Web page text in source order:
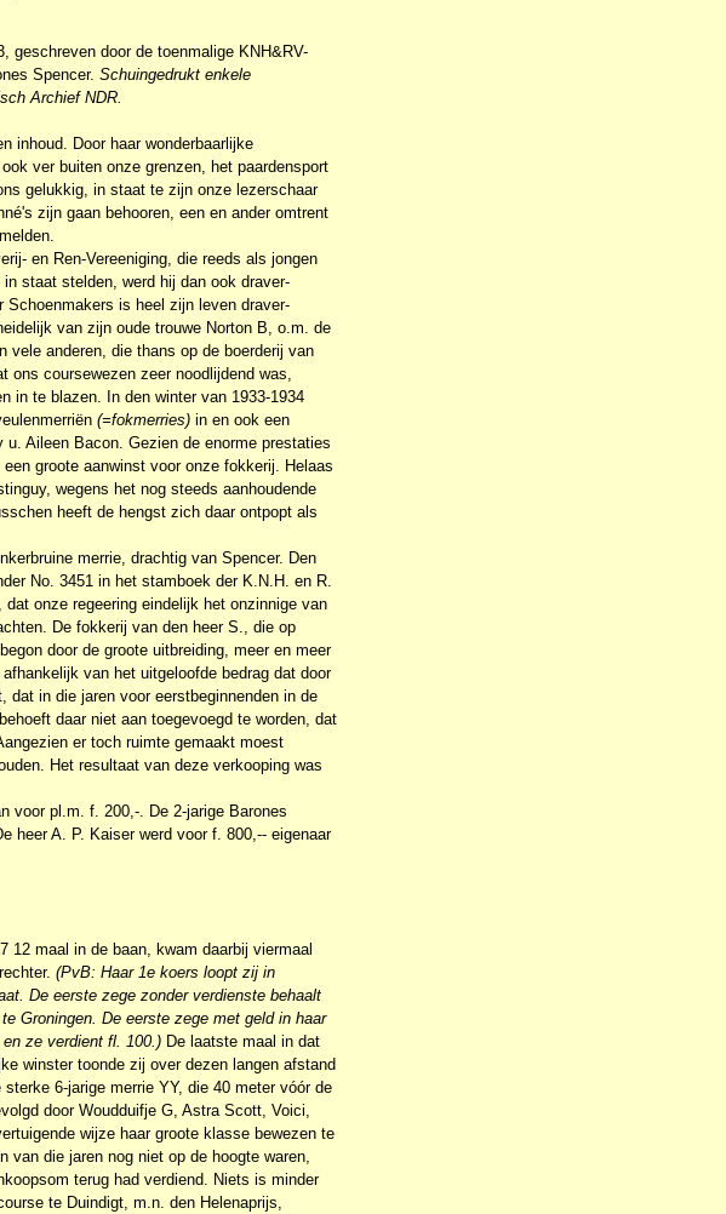
geschreven door de toenmalige KNH&RV-
Spencer. Schuingedrukt enkele
Archief NDR.
inhoud. Door haar wonderbaarlijke
ver buiten onze grenzen, het paardensport
gelukkig, in staat te zijn onze lezerschaar
zijn gaan behooren, een en ander omtrent
en Ren-Vereeniging, die reeds als jongen
staat stelden, werd hij dan ook draver-
Schoenmakers is heel zijn leven draver-
van zijn oude trouwe Norton B, o.m. de
vele anderen, die thans op de boerderij van
coursewezen zeer noodlijdend was,
in te blazen. In den winter van 1933-1934
(=fokmerries)in en ook een
Aileen Bacon. Gezien de enorme prestaties
groote aanwinst voor onze fokkerij. Helaas
wegens het nog steeds aanhoudende
heeft de hengst zich daar ontpopt als
merrie, drachtig van Spencer. Den
No. 3451 in het stamboek der K.N.H. en R.
onze regeering eindelijk het onzinnige van
De fokkerij van den heer S., die op
door de groote uitbreiding, meer en meer
van het uitgeloofde bedrag dat door
dat in die jaren voor eerstbeginnenden in de
daar niet aan toegevoegd te worden, dat
er toch ruimte gemaakt moest
Het resultaat van deze verkooping was
voor pl.m. f. 200,-. De 2-jarige Barones
heer A. P. Kaiser werd voor f. 800,-- eigenaar
12 maal in de baan, kwam daarbij viermaal
(PvB: Haar 1e koers loopt zij in
De eerste zege zonder verdienste behaalt
Groningen. De eerste zege met geld in haar
ze verdient fl. 100.)De laatste maal in dat
winster toonde zij over dezen langen afstand
6-jarige merrie YY, die 40 meter vóór de
door Woudduifje G, Astra Scott, Voici,
wijze haar groote klasse bewezen te
die jaren nog niet op de hoogte waren,
terug had verdiend. Niets is minder
te Duindigt, m.n. den Helenaprijs,